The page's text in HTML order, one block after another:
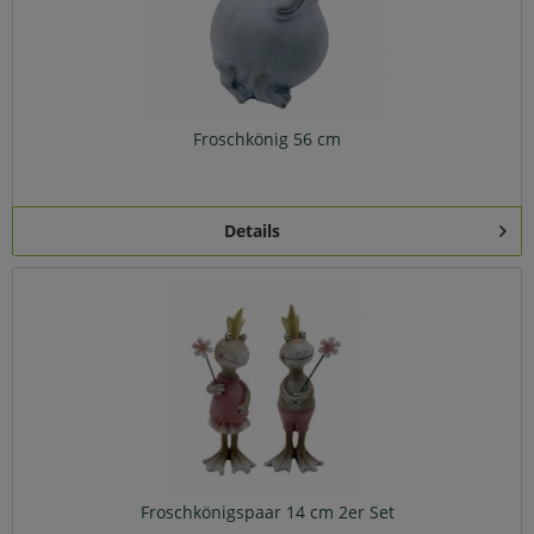
Froschkönig 56 cm
Details
Froschkönigspaar 14 cm 2er Set